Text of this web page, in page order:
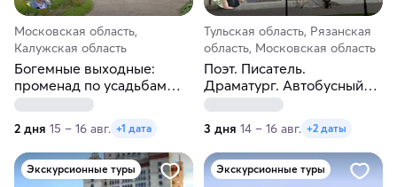
Московская область,
Калужская область
Богемные выходные:
променад по усадьбам
Южного Подмосковья
2 дня 15 – 16 авг. +1 дата
Тульская область, Рязанская
область, Московская область
Поэт. Писатель.
Драматург. Автобусный
тур из Москвы: Рязань –
3 дня 14 – 16 авг. +2 даты
Экскурсионные туры Экскурсионные туры